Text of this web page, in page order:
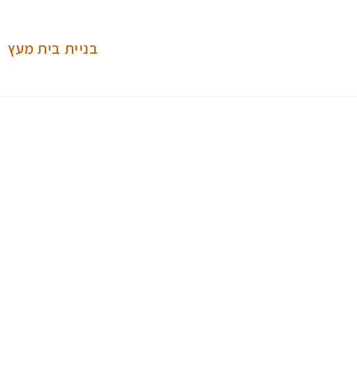
בניית בית מעץ